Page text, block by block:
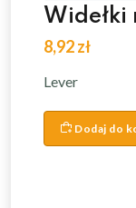
Widełki
8,92 zł
Lever
Dodaj do